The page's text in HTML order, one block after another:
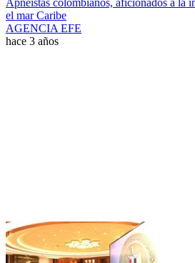
Apneístas colombianos, aficionados a la
el mar Caribe
AGENCIA EFE
hace 3 años